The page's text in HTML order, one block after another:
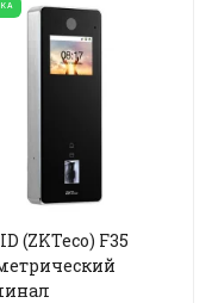
(ZKTeco) F35